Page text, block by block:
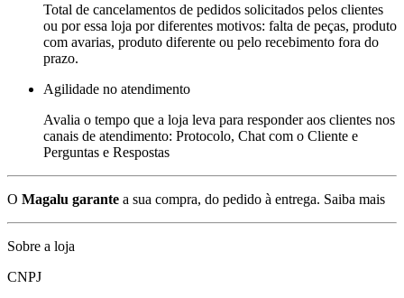
Total de cancelamentos de pedidos solicitados pelos clientes
ou por essa loja por diferentes motivos: falta de peças, produto
com avarias, produto diferente ou pelo recebimento fora do
prazo.
Agilidade no atendimento
Avalia o tempo que a loja leva para responder aos clientes nos
canais de atendimento: Protocolo, Chat com o Cliente e
Perguntas e Respostas
O Magalu garante a sua compra, do pedido à entrega. Saiba mais
Sobre a loja
CNPJ